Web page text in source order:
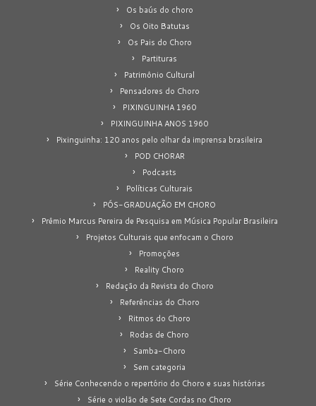
Os baús do choro
Os Oito Batutas
Os Pais do Choro
Partituras
Patrimônio Cultural
Pensadores do Choro
PIXINGUINHA 1960
PIXINGUINHA ANOS 1960
Pixinguinha: 120 anos pelo olhar da imprensa brasileira
POD CHORAR
Podcasts
Políticas Culturais
PÓS-GRADUAÇÃO EM CHORO
Prêmio Marcus Pereira de Pesquisa em Música Popular Brasileira
Projetos Culturais que enfocam o Choro
Promoções
Reality Choro
Redação da Revista do Choro
Referências do Choro
Ritmos do Choro
Rodas de Choro
Samba-Choro
Sem categoria
Série Conhecendo o repertório do Choro e suas histórias
Série o violão de Sete Cordas no Choro